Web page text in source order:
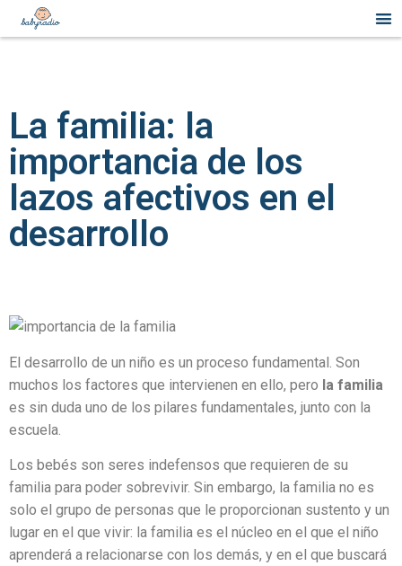
La familia: la
importancia de los
lazos afectivos en el
desarrollo
El desarrollo de un niño es un proceso fundamental. Son
muchos los factores que intervienen en ello, pero la familia
es sin duda uno de los pilares fundamentales, junto con la
escuela.
Los bebés son seres indefensos que requieren de su
familia para poder sobrevivir. Sin embargo, la familia no es
solo el grupo de personas que le proporcionan sustento y un
lugar en el que vivir: la familia es el núcleo en el que el niño
aprenderá a relacionarse con los demás, y en el que buscará